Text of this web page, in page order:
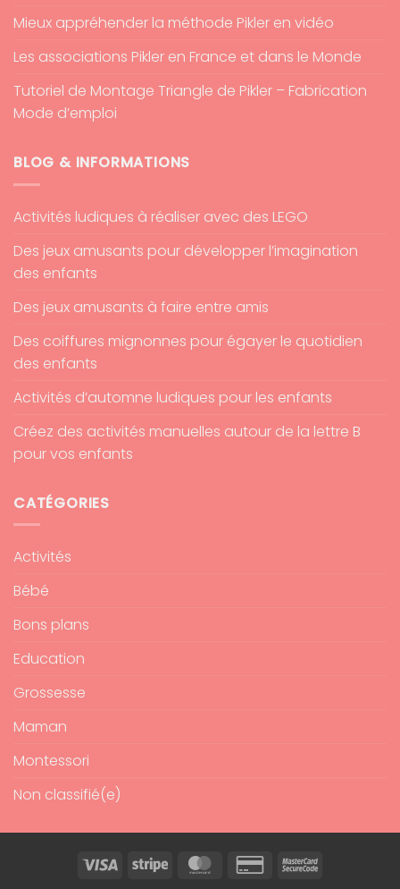
Mieux appréhender la méthode Pikler en vidéo
Les associations Pikler en France et dans le Monde
Tutoriel de Montage Triangle de Pikler – Fabrication
Mode d’emploi
BLOG & INFORMATIONS
Activités ludiques à réaliser avec des LEGO
Des jeux amusants pour développer l’imagination
des enfants
Des jeux amusants à faire entre amis
Des coiffures mignonnes pour égayer le quotidien
des enfants
Activités d’automne ludiques pour les enfants
Créez des activités manuelles autour de la lettre B
pour vos enfants
CATÉGORIES
Activités
Bébé
Bons plans
Education
Grossesse
Maman
Montessori
Non classifié(e)
Visa Stripe MasterCard
Credit MasterCard